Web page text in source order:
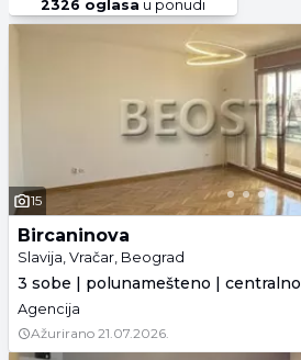
2326 oglasa u ponudi
15
Bircaninova
Slavija, Vračar, Beograd
3 sobe | polunamešteno | centralno
Agencija
Ažurirano 21.07.2026.